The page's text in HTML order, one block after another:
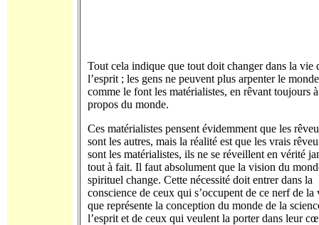
Tout cela indique que tout doit changer dans la vie
l’esprit ; les gens ne peuvent plus arpenter le monde
comme le font les matérialistes, en rêvant toujours à
propos du monde.
Ces matérialistes pensent évidemment que les
sont les autres, mais la réalité est que les vrais
sont les matérialistes, ils ne se réveillent en vérité
tout à fait. Il faut absolument que la vision du
spirituel change. Cette nécessité doit entrer dans la
conscience de ceux qui s’occupent de ce nerf de la
que représente la conception du monde de la
l’esprit et de ceux qui veulent la porter dans leur